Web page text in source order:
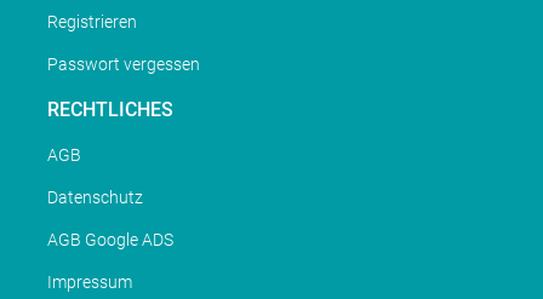
Registrieren
Passwort vergessen
RECHTLICHES
AGB
Datenschutz
AGB Google ADS
Impressum